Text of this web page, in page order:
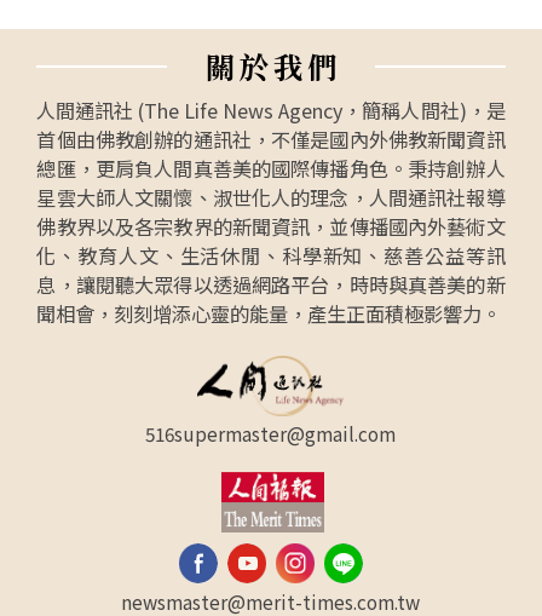
關於我們
人間通訊社 (The Life News Agency，簡稱人間社)，是
首個由佛教創辦的通訊社，不僅是國內外佛教新聞資訊
總匯，更肩負人間真善美的國際傳播角色。秉持創辦人
星雲大師人文關懷、淑世化人的理念，人間通訊社報導
佛教界以及各宗教界的新聞資訊，並傳播國內外藝術文
化、教育人文、生活休閒、科學新知、慈善公益等訊
息，讓閱聽大眾得以透過網路平台，時時與真善美的新
聞相會，刻刻增添心靈的能量，產生正面積極影響力。
516supermaster@gmail.com
newsmaster@merit-times.com.tw